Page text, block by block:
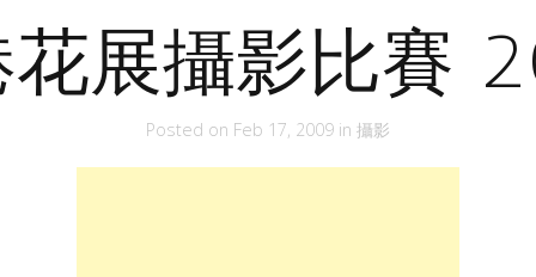
花展攝影比賽
Posted on Feb 17, 2009 in 攝影